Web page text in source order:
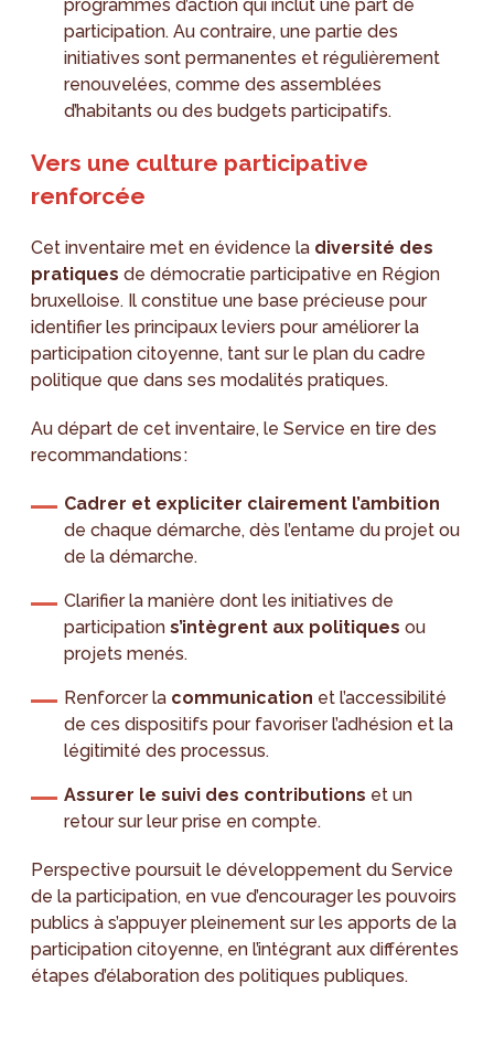
programmes d’action qui inclut une part de
participation. Au contraire, une partie des
initiatives sont permanentes et régulièrement
renouvelées, comme des assemblées
d’habitants ou des budgets participatifs.
Vers une culture participative
renforcée
Cet inventaire met en évidence la diversité des
pratiques de démocratie participative en Région
bruxelloise. Il constitue une base précieuse pour
identifier les principaux leviers pour améliorer la
participation citoyenne, tant sur le plan du cadre
politique que dans ses modalités pratiques.
Au départ de cet inventaire, le Service en tire des
recommandations :
Cadrer et expliciter clairement l’ambition
de chaque démarche, dès l’entame du projet ou
de la démarche.
Clarifier la manière dont les initiatives de
participations’intègrent aux politiques ou
projets menés.
Renforcer la communication et l’accessibilité
de ces dispositifs pour favoriser l’adhésion et la
légitimité des processus.
Assurer le suivi des contributions et un
retour sur leur prise en compte.
Perspective poursuit le développement du Service
de la participation, en vue d’encourager les pouvoirs
publics à s’appuyer pleinement sur les apports de la
participation citoyenne, en l’intégrant aux différentes
étapes d’élaboration des politiques publiques.